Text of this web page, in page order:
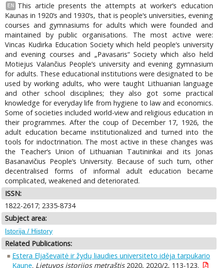
EN
This article presents the attempts at worker‘s education
Kaunas in 1920‘s and 1930‘s, that is people‘s universities, evening
courses and gymnasiums for adults which were founded and
maintained by public organisations. The most active were:
Vincas Kudirka Education Society which held people‘s university
and evening courses and „Pavasaris“ Society which also held
Motiejus Valančius People‘s university and evening gymnasium
for adults. These educational institutions were designated to be
used by working adults, who were taught Lithuanian language
and other school disciplines; they also got some practical
knowledge for everyday life from hygiene to law and economics.
Some of societies included world-view and religious education in
their programmes. After the coup of December 17, 1926, the
adult education became institutionalized and turned into the
tools for indoctrination. The most active in these changes was
the Teacher‘s Union of Lithuanian Tautininkai and its Jonas
Basanavičius People‘s University. Because of such turn, other
decentralised forms of informal adult education became
complicated, weakened and deteriorated.
ISSN:
1822-2617; 2335-8734
Subject area:
Istorija / History
Related Publications:
Estera Eljaševaitė ir žydų liaudies universiteto idėja tarpukario
Kaune. Lietuvos istorijos metraštis2020, 2020/2, 113-123.